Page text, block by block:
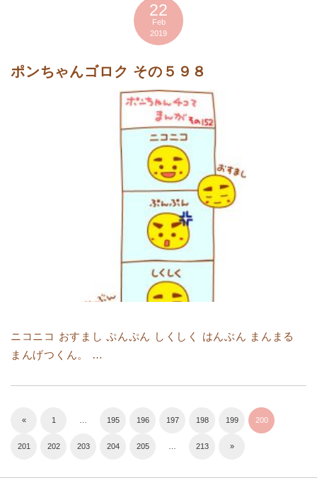
22
Feb
2019
ポンちゃんゴロク その５９８
ニコニコ おすまし ぷんぷん しくしく はんぶん まんまる
まんげつくん。 …
« 1 195 196 197 198 199 200
201 202 203 204 205 213 »